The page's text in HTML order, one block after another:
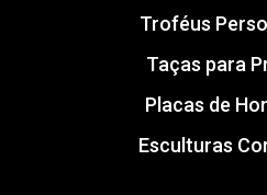
Troféus
Taças para
Placas de
Esculturas